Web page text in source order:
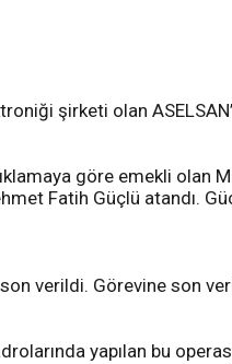
şirketi olan
göre emekli olan
Fatih Güçlü atandı.
verildi. Görevine son
yapılan bu